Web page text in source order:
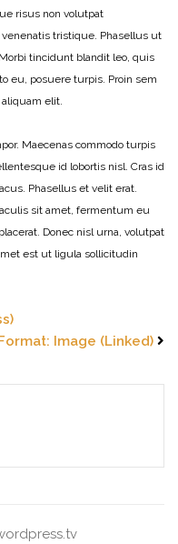
risus non volutpat
tristique. Phasellus ut
tincidunt blandit leo, quis
eu, posuere turpis. Proin sem
elit.
Maecenas commodo turpis
id lobortis nisl. Cras id
Phasellus et velit erat.
sit amet, fermentum eu
Donec nisl urna, volutpat
est ut ligula sollicitudin
Image (Linked)